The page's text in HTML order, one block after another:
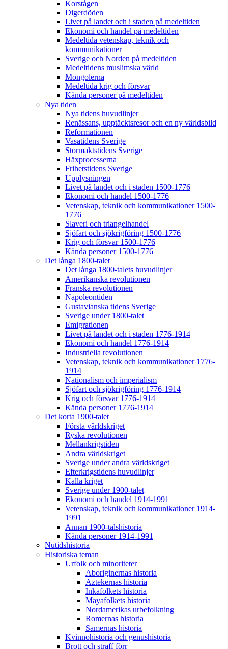
Korstågen
Digerdöden
Livet på landet och i staden på medeltiden
Ekonomi och handel på medeltiden
Medeltida vetenskap, teknik och
kommunikationer
Sverige och Norden på medeltiden
Medeltidens muslimska värld
Mongolerna
Medeltida krig och försvar
Kända personer på medeltiden
Nya tiden
Nya tidens huvudlinjer
Renässans, upptäcktsresor och en ny världsbild
Reformationen
Vasatidens Sverige
Stormaktstidens Sverige
Häxprocesserna
Frihetstidens Sverige
Upplysningen
Livet på landet och i staden 1500-1776
Ekonomi och handel 1500-1776
Vetenskap, teknik och kommunikationer 1500-
1776
Slaveri och triangelhandel
Sjöfart och sjökrigföring 1500-1776
Krig och försvar 1500-1776
Kända personer 1500-1776
Det långa 1800-talet
Det långa 1800-talets huvudlinjer
Amerikanska revolutionen
Franska revolutionen
Napoleontiden
Gustavianska tidens Sverige
Sverige under 1800-talet
Emigrationen
Livet på landet och i staden 1776-1914
Ekonomi och handel 1776-1914
Industriella revolutionen
Vetenskap, teknik och kommunikationer 1776-
1914
Nationalism och imperialism
Sjöfart och sjökrigföring 1776-1914
Krig och försvar 1776-1914
Kända personer 1776-1914
Det korta 1900-talet
Första världskriget
Ryska revolutionen
Mellankrigstiden
Andra världskriget
Sverige under andra världskriget
Efterkrigstidens huvudlinjer
Kalla kriget
Sverige under 1900-talet
Ekonomi och handel 1914-1991
Vetenskap, teknik och kommunikationer 1914-
1991
Annan 1900-talshistoria
Kända personer 1914-1991
Nutidshistoria
Historiska teman
Urfolk och minoriteter
Aboriginernas historia
Aztekernas historia
Inkafolkets historia
Mayafolkets historia
Nordamerikas urbefolkning
Romernas historia
Samernas historia
Kvinnohistoria och genushistoria
Brott och straff förr